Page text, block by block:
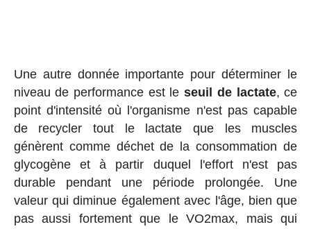
Une autre donnée importante pour déterminer le
niveau de performance est leseuil de lactate, ce
point d'intensité où l'organisme n'est pas capable
de recycler tout le lactate que les muscles
génèrent comme déchet de la consommation de
glycogène et à partir duquel l'effort n'est pas
durable pendant une période prolongée. Une
valeur qui diminue également avec l'âge, bien que
pas aussi fortement que le VO2max, mais qui